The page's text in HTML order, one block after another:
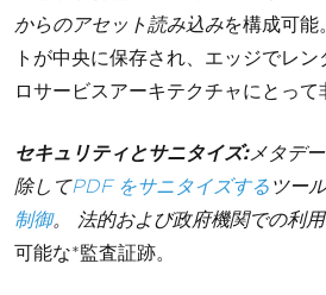
からのアセット読み込みを構成可能
トが中央に保存され、エッジでレ
ロサービスアーキテクチャにとって
セキュリティとサニタイズ:メタデ
除してPDF をサニタイズする ツー
制御。 法的および政府機関での利用
可能な*監査証跡。